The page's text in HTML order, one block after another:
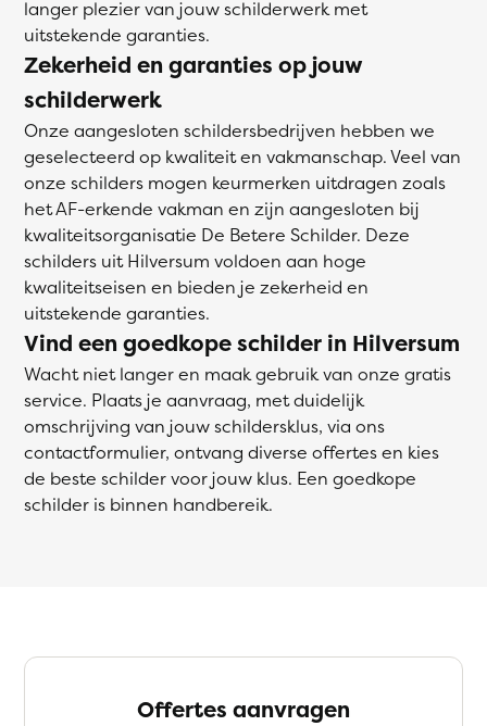
langer plezier van jouw schilderwerk met
uitstekende garanties.
Zekerheid en garanties op jouw
schilderwerk
Onze aangesloten schildersbedrijven hebben we
geselecteerd op kwaliteit en vakmanschap. Veel van
onze schilders mogen keurmerken uitdragen zoals
het AF-erkende vakman en zijn aangesloten bij
kwaliteitsorganisatie De Betere Schilder. Deze
schilders uit Hilversum voldoen aan hoge
kwaliteitseisen en bieden je zekerheid en
uitstekende garanties.
Vind een goedkope schilder in Hilversum
Wacht niet langer en maak gebruik van onze gratis
service. Plaats je aanvraag, met duidelijk
omschrijving van jouw schildersklus, via ons
contactformulier, ontvang diverse offertes en kies
de beste schilder voor jouw klus. Een goedkope
schilder is binnen handbereik.
Offertes aanvragen